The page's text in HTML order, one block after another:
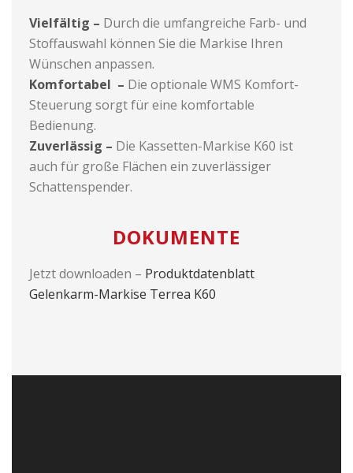
Vielfältig – Durch die umfangreiche Farb- und
Stoffauswahl können Sie die Markise Ihren
Wünschen anpassen.
Komfortabel – Die optionale WMS Komfort-
Steuerung sorgt für eine komfortable
Bedienung.
Zuverlässig – Die Kassetten-Markise K60 ist
auch für große Flächen ein zuverlässiger
Schattenspender.
DOKUMENTE
Jetzt downloaden – Produktdatenblatt
Gelenkarm-Markise Terrea K60